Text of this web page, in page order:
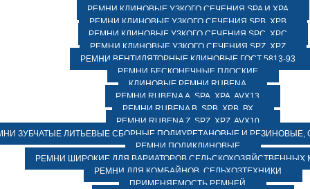
РЕМНИ КЛИНОВЫЕ УЗКОГО СЕЧЕНИЯ SPA И XPA
РЕМНИ КЛИНОВЫЕ УЗКОГО СЕЧЕНИЯ SPB, XPB
РЕМНИ КЛИНОВЫЕ УЗКОГО СЕЧЕНИЯ SPC, XPC
РЕМНИ КЛИНОВЫЕ УЗКОГО СЕЧЕНИЯ SPZ, XPZ
РЕМНИ ВЕНТИЛЯТОРНЫЕ КЛИНОВЫЕ ГОСТ 5813-93
РЕМНИ БЕСКОНЕЧНЫЕ ПЛОСКИЕ
КЛИНОВЫЕ РЕМНИ RUBENA
РЕМНИ RUBENA А, SPA, XPA, AVX13
РЕМНИ RUBENA В, SPВ, ХPВ, ВХ
РЕМНИ RUBENA Z, SPZ, XPZ, AVX10
ЗУБЧАТЫЕ ЛИТЬЕВЫЕ СБОРНЫЕ ПОЛИУРЕТАНОВЫЕ И РЕЗИНОВЫЕ,
РЕМНИ ПОЛИКЛИНОВЫЕ
РЕМНИ ШИРОКИЕ ДЛЯ ВАРИАТОРОВ СЕЛЬСКОХОЗЯЙСТВЕННЫХ
РЕМНИ ДЛЯ КОМБАЙНОВ, СЕЛЬХОЗТЕХНИКИ
ПРИМЕНЯЕМОСТЬ РЕМНЕЙ